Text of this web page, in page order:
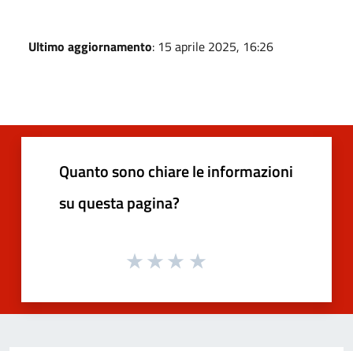
Ultimo aggiornamento: 15 aprile 2025, 16:26
Quanto sono chiare le informazioni
su questa pagina?